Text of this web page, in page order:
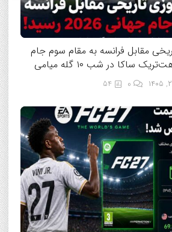
مقابل فرانسه به مقام سوم جام
54